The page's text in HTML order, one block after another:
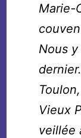
Marie-
Nous y
Vieux
veillée